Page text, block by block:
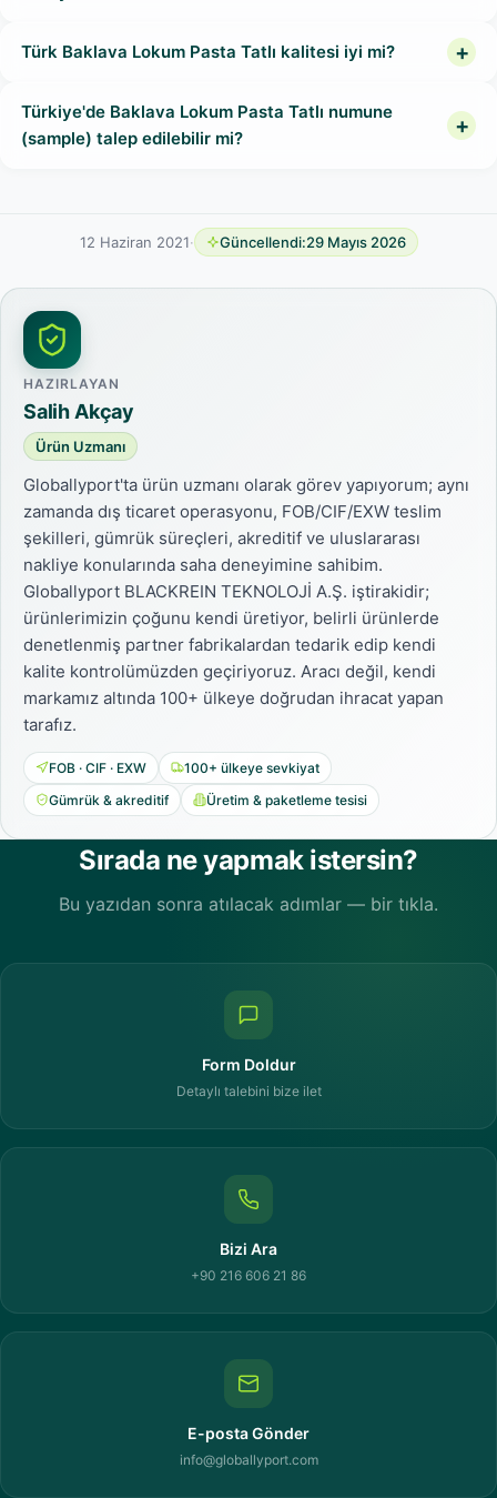
Türk Baklava Lokum Pasta Tatlı kalitesi iyi mi?
Türkiye'de Baklava Lokum Pasta Tatlı numune
(sample) talep edilebilir mi?
12 Haziran 2021· Güncellendi:29 Mayıs 2026
HAZIRLAYAN
Salih Akçay
Ürün Uzmanı
Globallyport'ta ürün uzmanı olarak görev yapıyorum; aynı
zamanda dış ticaret operasyonu, FOB/CIF/EXW teslim
şekilleri, gümrük süreçleri, akreditif ve uluslararası
nakliye konularında saha deneyimine sahibim.
Globallyport BLACKREIN TEKNOLOJİ A.Ş. iştirakidir;
ürünlerimizin çoğunu kendi üretiyor, belirli ürünlerde
denetlenmiş partner fabrikalardan tedarik edip kendi
kalite kontrolümüzden geçiriyoruz. Aracı değil, kendi
markamız altında 100+ ülkeye doğrudan ihracat yapan
tarafız.
FOB · CIF · EXW
100+ ülkeye sevkiyat
Gümrük & akreditif
Üretim & paketleme tesisi
Sırada ne yapmak istersin?
Bu yazıdan sonra atılacak adımlar — bir tıkla.
Form Doldur
Detaylı talebini bize ilet
Bizi Ara
+90 216 606 21 86
E-posta Gönder
info@globallyport.com